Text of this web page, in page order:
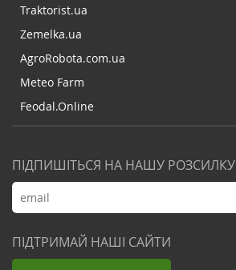
Traktorist.ua
Zemelka.ua
AgroRobota.com.ua
Meteo Farm
Feodal.Online
ПІДПИШІТЬСЯ НА НАШУ РОЗСИЛКУ
ПІДТРИМАЙ НАШІ САЙТИ